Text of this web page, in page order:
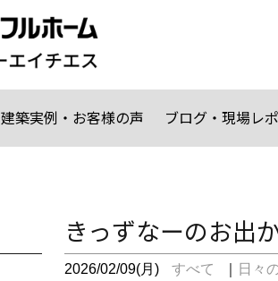
建築実例・お客様の声 ブログ・現場レ
きっずなーのお出
2026/02/09(月) すべて 日々